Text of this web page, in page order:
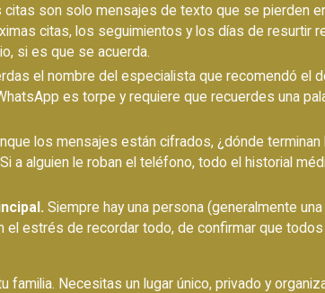
citas son solo mensajes de texto que se pierden
citas, los seguimientos y los días de resurtir
si es que se acuerda.
el nombre del especialista que recomendó el
es torpe y requiere que recuerdes una
los mensajes están cifrados, ¿dónde
a alguien le roban el teléfono, todo el historial
Siempre hay una persona (generalmente
el estrés de recordar todo, de confirmar que
familia. Necesitas un lugar único, privado y